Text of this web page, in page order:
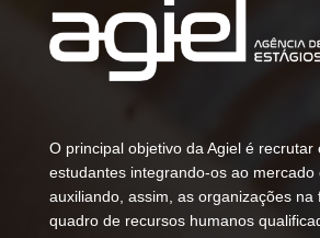
O principal objetivo da Agiel é recrutar
estudantes integrando-os ao mercado
auxiliando, assim, as organizações na
quadro de recursos humanos